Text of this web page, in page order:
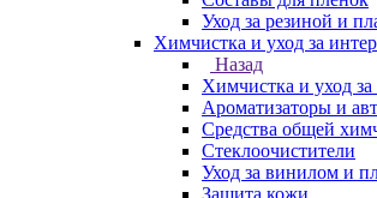
Уход за резиной и
Химчистка и уход за
Назад
Химчистка и уход
Ароматизаторы и
Средства общей
Стеклоочистители
Уход за винилом и
Защита кожи